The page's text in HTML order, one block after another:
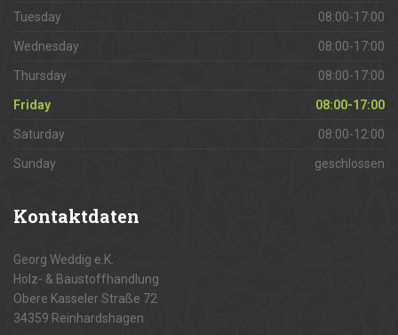
Tuesday 08:00-17:00
Wednesday 08:00-17:00
Thursday 08:00-17:00
Friday 08:00-17:00
Saturday 08:00-12:00
Sunday geschlossen
Kontaktdaten
Georg Weddig e.K.
Holz- & Baustoffhandlung
Obere Kasseler Straße 72
34359 Reinhardshagen